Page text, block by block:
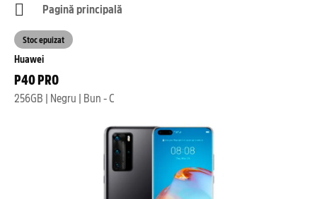
Pagină principală
Huawei
P40 PRO
256GB | Negru | Bun - C
Stoc epuizat